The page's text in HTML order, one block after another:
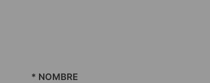
* NOMBRE